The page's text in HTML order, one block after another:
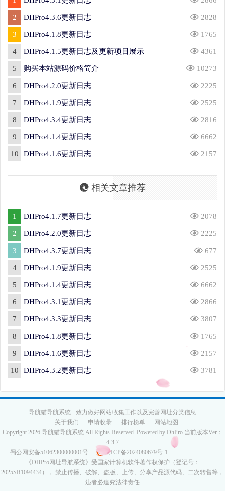
2 DHPro4.3.6更新日志 2828
3 DHPro4.1.8更新日志 1765
4 DHPro4.1.5更新日志及更新项目展示 4361
5 购买本站源码价格简介 10273
6 DHPro4.2.0更新日志 2225
7 DHPro4.1.9更新日志 2525
8 DHPro4.3.4更新日志 2816
9 DHPro4.1.4更新日志 6662
10 DHPro4.1.6更新日志 2157
相关文章推荐
1 DHPro4.1.7更新日志 2078
2 DHPro4.2.0更新日志 2225
3 DHPro4.3.7更新日志 677
4 DHPro4.1.9更新日志 2525
5 DHPro4.1.4更新日志 6662
6 DHPro4.3.1更新日志 2866
7 DHPro4.3.3更新日志 3807
8 DHPro4.1.8更新日志 1765
9 DHPro4.1.6更新日志 2157
10 DHPro4.3.2更新日志 3781
导航猫导航系统 - 致力做好网站收集工作以及完善网址分类信息
关于我们
申请收录 排行榜单
网站地图
Copyright 2026 导航猫导航系统 All Rights Reserved. Powered by DhPro 当前版本Ver：
4.3.7
蜀公网安备51062300000001号
蜀ICP备2024080679号-1
《DHPro网址导航系统》受国家计算机软件著作权保护（登记号：
2025SR1094434）， 禁止传播、破解、盗版、上传、分享产品源代码、二次转售等，
违者必追究法律责任